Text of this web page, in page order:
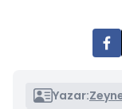
Yazar: